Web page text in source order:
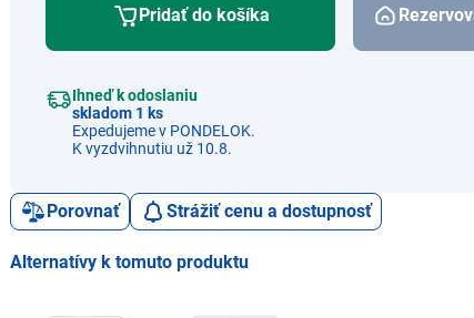
Pridať do košíka
Ihneď k odoslaniu
skladom 1 ks
Expedujeme v PONDELOK.
K vyzdvihnutiu už 10.8.
Porovnať Strážiť cenu a dostupnosť
Alternatívy k tomuto produktu